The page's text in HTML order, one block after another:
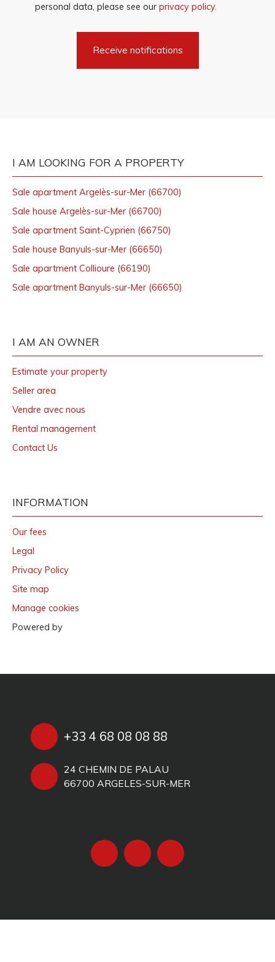
personal data, please see our privacy policy.
Receive notifications
I AM LOOKING FOR A PROPERTY
Sale apartment Argelès-sur-Mer (66700)
Sale house Argelès-sur-Mer (66700)
Sale apartment Saint-Cyprien (66750)
Sale house Banyuls-sur-Mer (66650)
Sale apartment Collioure (66190)
Sale apartment Banyuls-sur-Mer (66650)
I AM AN OWNER
Estimate your property
Seller area
Vendre avec nous
Rental management
Contact Us
INFORMATION
Our fees
Legal
Privacy Policy
Site map
Manage cookies
Powered by
+33 4 68 08 08 88
24 CHEMIN DE PALAU
66700 ARGELES-SUR-MER